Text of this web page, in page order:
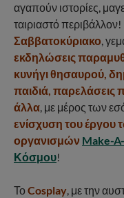
αγαπούν ιστορίες,
ταιριαστό
Σαββατοκύριακο,
εκδηλώσεις
κυνήγι θησαυρού,
παιδιά, παρελάσεις
άλλα, με μέρος των
ενίσχυση του έργου
οργανισμών Make-
Κόσμου!
Το Cosplay, με την